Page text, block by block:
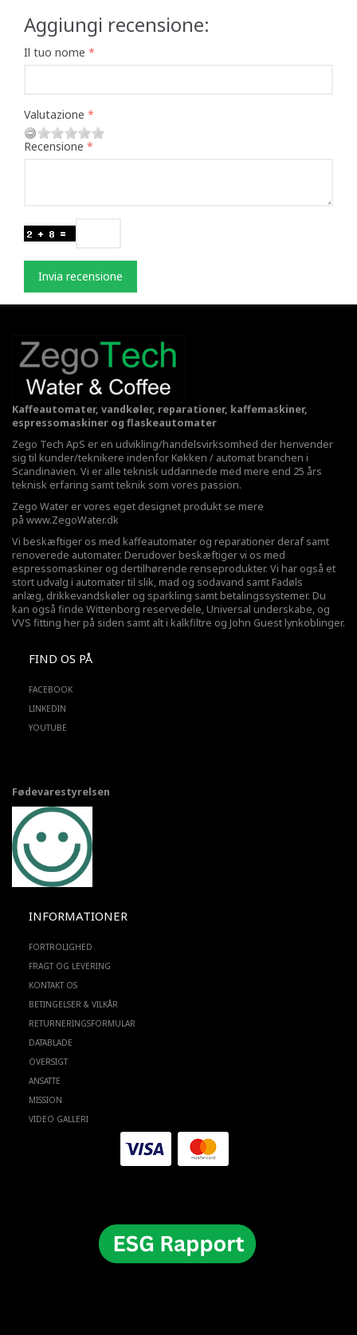
Aggiungi recensione:
Il tuo nome
Valutazione
Recensione
Invia recensione
Kaffeautomater, vandkøler, reparationer, kaffemaskiner,
espressomaskiner og flaskeautomater
Zego Tech ApS er en udvikling/handelsvirksomhed der henvender
sig til kunder/teknikere indenfor Køkken / automat branchen i
Scandinavien. Vi er alle teknisk uddannede med mere end 25 års
teknisk erfaring samt teknik som vores passion.
Zego Water er vores eget designet produkt se mere
på www.ZegoWater.dk
Vi beskæftiger os med kaffeautomater og reparationer deraf samt
renoverede automater. Derudover beskæftiger vi os med
espressomaskiner og dertilhørende renseprodukter. Vi har også et
stort udvalg i automater til slik, mad og sodavand samt Fadøls
anlæg, drikkevandskøler og sparkling samt betalingssystemer. Du
kan også finde Wittenborg reservedele, Universal underskabe, og
VVS fitting her på siden samt alt i kalkfiltre og John Guest lynkoblinger.
FIND OS PÅ
FACEBOOK
LINKEDIN
YOUTUBE
Fødevarestyrelsen
INFORMATIONER
FORTROLIGHED
FRAGT OG LEVERING
KONTAKT OS
BETINGELSER & VILKÅR
RETURNERINGSFORMULAR
DATABLADE
OVERSIGT
ANSATTE
MISSION
VIDEO GALLERI